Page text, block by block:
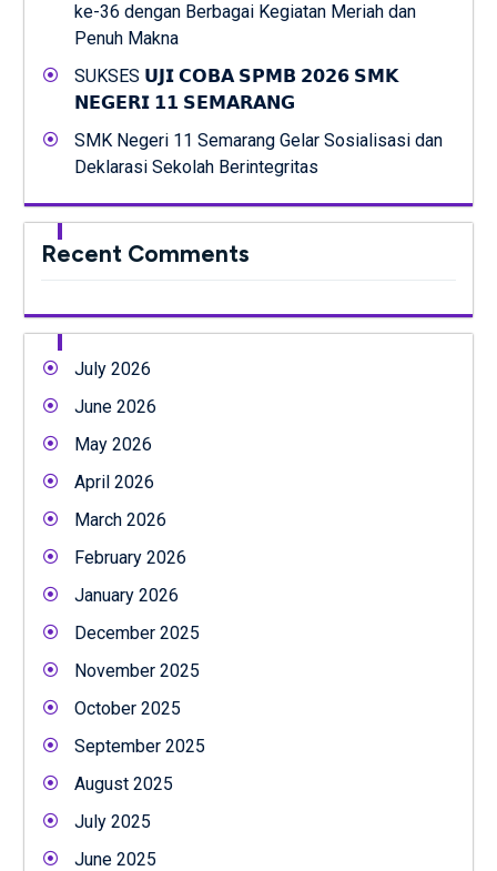
ke-36 dengan Berbagai Kegiatan Meriah dan
Penuh Makna
SUKSES 𝗨𝗝𝗜 𝗖𝗢𝗕𝗔 𝗦𝗣𝗠𝗕 𝟮𝟬𝟮𝟲 𝗦𝗠𝗞
𝗡𝗘𝗚𝗘𝗥𝗜 𝟭𝟭 𝗦𝗘𝗠𝗔𝗥𝗔𝗡𝗚
SMK Negeri 11 Semarang Gelar Sosialisasi dan
Deklarasi Sekolah Berintegritas
Recent Comments
July 2026
June 2026
May 2026
April 2026
March 2026
February 2026
January 2026
December 2025
November 2025
October 2025
September 2025
August 2025
July 2025
June 2025